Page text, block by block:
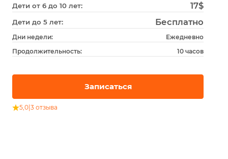
Дети от 6 до 10 лет: 17$
Дети до 5 лет: Бесплатно
Дни недели:
Ежедневно
Продолжительность:
10 часов
Записаться
5,0 3 отзыва